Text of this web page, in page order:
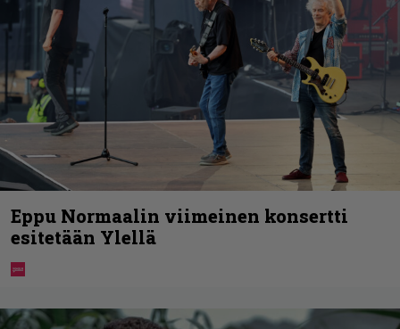
Eppu Normaalin viimeinen konsertti
esitetään Ylellä